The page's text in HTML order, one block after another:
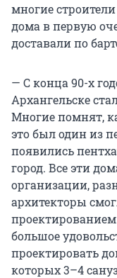
многие
дома в первую
доставали по
— С конца 90-х
Архангельске
Многие помнят,
это был один из
появились
город. Все эти
организации,
архитекторы
большое
проектировать
которых 3–4